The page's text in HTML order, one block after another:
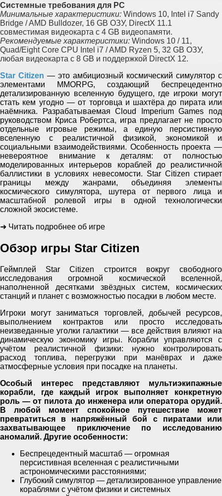
Системные требования для PC
Минимальные характеристики: Windows 10, Intel i7 Sandy
Bridge / AMD Bulldozer, 16 GB ОЗУ, DirectX 11.1
совместимая видеокарта с 4 GB видеопамяти.
Рекомендуемые характеристики: Windows 10 / 11,
Quad/Eight Core CPU Intel i7 / AMD Ryzen 5, 32 GB ОЗУ,
любая видеокарта с 8 GB и поддержкой DirectX 12.
Star Citizen — это амбициозный космический симулятор с
элементами MMORPG, создающий беспрецедентно
детализированную вселенную будущего, где игроки могут
стать кем угодно — от торговца и шахтёра до пирата или
наёмника. Разрабатываемая Cloud Imperium Games под
руководством Криса Робертса, игра предлагает не просто
отдельные игровые режимы, а единую персистивную
вселенную с реалистичной физикой, экономикой и
социальными взаимодействиями. Особенность проекта —
невероятное внимание к деталям: от полностью
моделированных интерьеров кораблей до реалистичной
баллистики в условиях невесомости. Star Citizen стирает
границы между жанрами, объединяя элементы
космического симулятора, шутера от первого лица и
масштабной ролевой игры в одной технологически
сложной экосистеме.
➜ Читать подробнее об игре
Обзор игры Star Citizen
Геймплей Star Citizen строится вокруг свободного
исследования огромной космической вселенной,
наполненной десятками звёздных систем, космических
станций и планет с возможностью посадки в любом месте.
Игроки могут заниматься торговлей, добычей ресурсов,
выполнением контрактов или просто исследовать
неизведанные уголки галактики — все действия влияют на
динамическую экономику игры. Корабли управляются с
учётом реалистичной физики: нужно контролировать
расход топлива, перегрузки при манёврах и даже
атмосферные условия при посадке на планеты.
Особый интерес представляют мультиэкипажные
корабли, где каждый игрок выполняет конкретную
роль — от пилота до инженера или оператора орудий.
В любой момент спокойное путешествие может
превратиться в напряжённый бой с пиратами или
захватывающее приключение по исследованию
аномалий. Другие особенности:
Беспрецедентный масштаб — огромная
персистивная вселенная с реалистичными
астрономическими расстояниями;
Глубокий симулятор — детализированное управление
кораблями с учётом физики и системных